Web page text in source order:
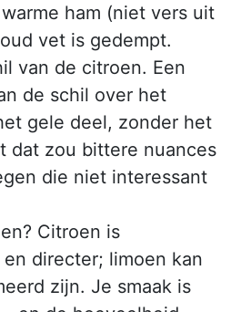
ham (niet vers uit
vet is gedempt.
van de citroen. Een
de schil over het
gele deel, zonder het
dat zou bittere nuances
die niet interessant
Citroen is
directer; limoen kan
zijn. Je smaak is